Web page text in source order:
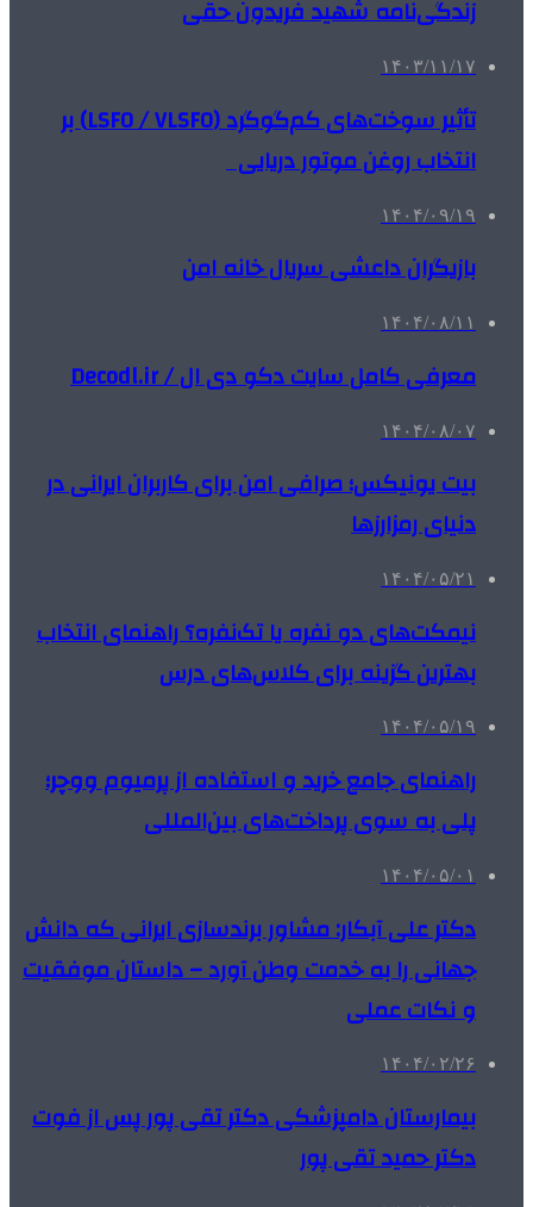
زندگی‌نامه شهید فریدون حقی
۱۴۰۳/۱۱/۱۷
تأثیر سوخت‌های کم‌گوگرد (LSFO / VLSFO) بر
انتخاب روغن موتور دریایی
۱۴۰۴/۰۹/۱۹
بازیگران داعشی سریال خانه امن
۱۴۰۴/۰۸/۱۱
معرفی کامل سایت دکو دی ال / Decodl.ir
۱۴۰۴/۰۸/۰۷
بیت یونیکس؛ صرافی امن برای کاربران ایرانی در
دنیای رمزارزها
۱۴۰۴/۰۵/۲۱
نیمکت‌های دو نفره یا تک‌نفره؟ راهنمای انتخاب
بهترین گزینه برای کلاس‌های درس
۱۴۰۴/۰۵/۱۹
راهنمای جامع خرید و استفاده از پرمیوم ووچر؛
پلی به سوی پرداخت‌های بین‌المللی
۱۴۰۴/۰۵/۰۱
دکتر علی آبکار: مشاور برندسازی ایرانی که دانش
جهانی را به خدمت وطن آورد – داستان موفقیت
و نکات عملی
۱۴۰۴/۰۲/۲۶
بیمارستان دامپزشکی دکتر تقی پور پس از فوت
دکتر حمید تقی پور